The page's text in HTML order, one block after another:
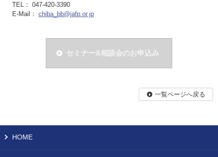
TEL： 047-420-3390
E-Mail： chiba_bb@jafp.or.jp
セミナー&相談会のお申込み
一覧ページへ戻る
HOME